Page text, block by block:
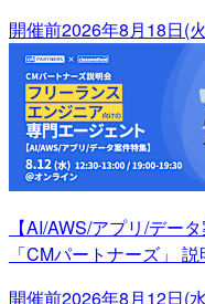
開催前2026年8月18日(
【AI/AWS/アプリ/デー
「CMパートナーズ」
開催前2026年8月12日(